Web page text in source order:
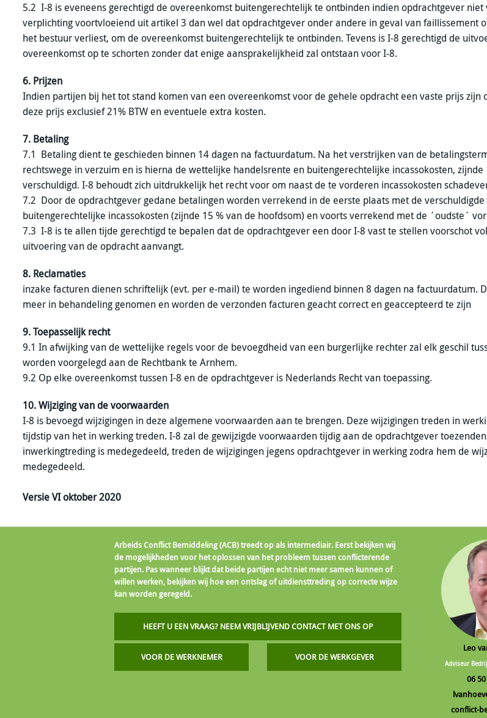
5.2 I-8 is eveneens gerechtigd de overeenkomst buitengerechtelijk te ontbinden indien opdrachtgever
verplichting voortvloeiend uit artikel 3 dan wel dat opdrachtgever onder andere in geval van faillissement
het bestuur verliest, om de overeenkomst buitengerechtelijk te ontbinden. Tevens is I-8 gerechtigd de
overeenkomst op te schorten zonder dat enige aansprakelijkheid zal ontstaan voor I-8.
6. Prijzen
Indien partijen bij het tot stand komen van een overeenkomst voor de gehele opdracht een vaste prijs zijn
deze prijs exclusief 21% BTW en eventuele extra kosten.
7. Betaling
7.1 Betaling dient te geschieden binnen 14 dagen na factuurdatum. Na het verstrijken van de
rechtswege in verzuim en is hierna de wettelijke handelsrente en buitengerechtelijke incassokosten, zijnde
verschuldigd. I-8 behoudt zich uitdrukkelijk het recht voor om naast de te vorderen incassokosten
7.2 Door de opdrachtgever gedane betalingen worden verrekend in de eerste plaats met de
buitengerechtelijke incassokosten (zijnde 15 % van de hoofdsom) en voorts verrekend met de ´oudste´
7.3 I-8 is te allen tijde gerechtigd te bepalen dat de opdrachtgever een door I-8 vast te stellen voorschot
uitvoering van de opdracht aanvangt.
8. Reclamaties
inzake facturen dienen schriftelijk (evt. per e-mail) te worden ingediend binnen 8 dagen na factuurdatum.
meer in behandeling genomen en worden de verzonden facturen geacht correct en geaccepteerd te zijn
9. Toepasselijk recht
9.1 In afwijking van de wettelijke regels voor de bevoegdheid van een burgerlijke rechter zal elk geschil
worden voorgelegd aan de Rechtbank te Arnhem.
9.2 Op elke overeenkomst tussen I-8 en de opdrachtgever is Nederlands Recht van toepassing.
10. Wijziging van de voorwaarden
I-8 is bevoegd wijzigingen in deze algemene voorwaarden aan te brengen. Deze wijzigingen treden in
tijdstip van het in werking treden. I-8 zal de gewijzigde voorwaarden tijdig aan de opdrachtgever
inwerkingtreding is medegedeeld, treden de wijzigingen jegens opdrachtgever in werking zodra hem de
medegedeeld.
Versie VI oktober 2020
Arbeids Conflict Bemiddeling (ACB) treedt op als intermediair. Eerst bekijken wij
de mogelijkheden voor het oplossen van het probleem tussen conflicterende
partijen. Pas wanneer blijkt dat beide partijen echt niet meer samen kunnen of
willen werken, bekijken wij hoe een ontslag of uitdiensttreding op correcte wijze
kan worden geregeld.
HEEFT U EEN VRAAG? NEEM VRIJBLIJVEND CONTACT MET ONS OP
VOOR DE WERKNEMER VOOR DE WERKGEVER
Leo
Adviseur
06
conflict-